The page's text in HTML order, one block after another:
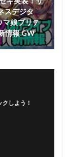
スデジタ
マ娘プリテ
情報 GW
しよう！